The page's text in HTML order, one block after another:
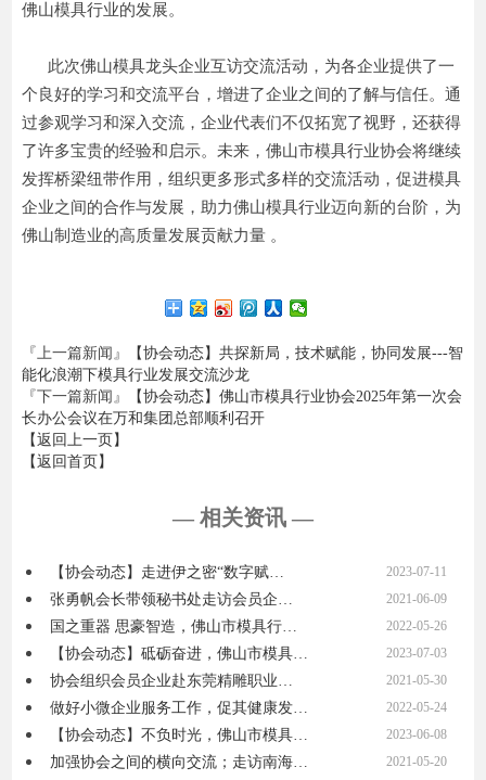
佛山模具行业的发展。
此次佛山模具龙头企业互访交流活动，为各企业提供了一
个良好的学习和交流平台，增进了企业之间的了解与信任。通
过参观学习和深入交流，企业代表们不仅拓宽了视野，还获得
了许多宝贵的经验和启示。未来，佛山市模具行业协会将继续
发挥桥梁纽带作用，组织更多形式多样的交流活动，促进模具
企业之间的合作与发展，助力佛山模具行业迈向新的台阶，为
佛山制造业的高质量发展贡献力量 。
『上一篇新闻』
【协会动态】共探新局，技术赋能，协同发展---智
能化浪潮下模具行业发展交流沙龙
『下一篇新闻』
【协会动态】佛山市模具行业协会2025年第一次会
长办公会议在万和集团总部顺利召开
【返回上一页】
【返回首页】
— 相关资讯 —
【协会动态】走进伊之密“数字赋… 2023-07-11
张勇帆会长带领秘书处走访会员企… 2021-06-09
国之重器 思豪智造，佛山市模具行… 2022-05-26
【协会动态】砥砺奋进，佛山市模具… 2023-07-03
协会组织会员企业赴东莞精雕职业… 2021-05-30
做好小微企业服务工作，促其健康发… 2022-05-24
【协会动态】不负时光，佛山市模具… 2023-06-08
加强协会之间的横向交流；走访南海… 2021-05-20